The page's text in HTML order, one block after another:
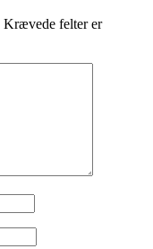
Krævede felter er